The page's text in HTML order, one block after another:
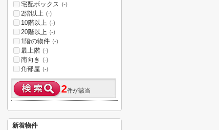
宅配ボックス (-)
2階以上 (-)
10階以上 (-)
20階以上 (-)
1階の物件 (-)
最上階 (-)
南向き (-)
角部屋 (-)
2件が該当
新着物件